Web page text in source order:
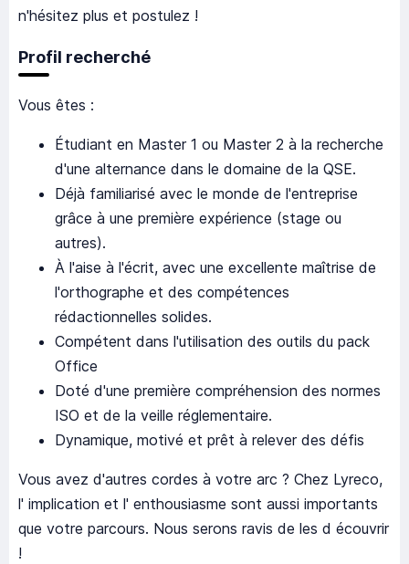
n'hésitez plus et postulez !
Profil recherché
Vous êtes :
Étudiant en Master 1 ou Master 2 à la recherche
d'une alternance dans le domaine de la QSE.
Déjà familiarisé avec le monde de l'entreprise
grâce à une première expérience (stage ou
autres).
À l'aise à l'écrit, avec une excellente maîtrise de
l'orthographe et des compétences
rédactionnelles solides.
Compétent dans l'utilisation des outils du pack
Office
Doté d'une première compréhension des normes
ISO et de la veille réglementaire.
Dynamique, motivé et prêt à relever des défis
Vous avez d'autres cordes à votre arc ? Chez Lyreco,
l' implication et l' enthousiasme sont aussi importants
que votre parcours. Nous serons ravis de les d écouvrir
!